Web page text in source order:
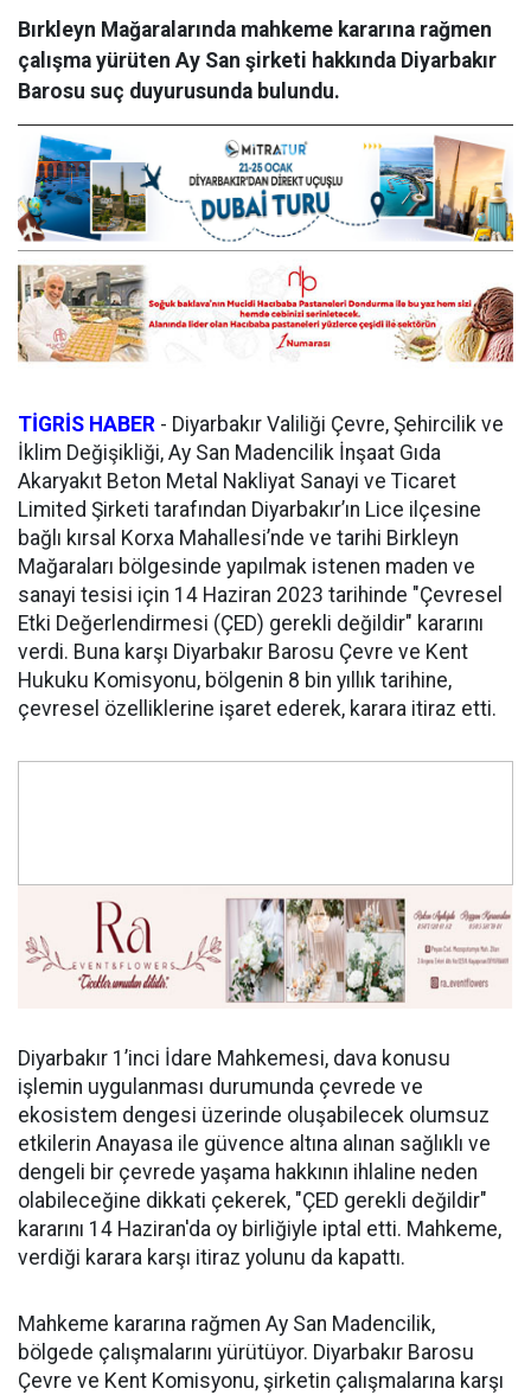
Bırkleyn Mağaralarında mahkeme kararına rağmen
çalışma yürüten Ay San şirketi hakkında Diyarbakır
Barosu suç duyurusunda bulundu.
TİGRİS HABER - Diyarbakır Valiliği Çevre, Şehircilik ve
İklim Değişikliği, Ay San Madencilik İnşaat Gıda
Akaryakıt Beton Metal Nakliyat Sanayi ve Ticaret
Limited Şirketi tarafından Diyarbakır’ın Lice ilçesine
bağlı kırsal Korxa Mahallesi’nde ve tarihi Birkleyn
Mağaraları bölgesinde yapılmak istenen maden ve
sanayi tesisi için 14 Haziran 2023 tarihinde "Çevresel
Etki Değerlendirmesi (ÇED) gerekli değildir" kararını
verdi. Buna karşı Diyarbakır Barosu Çevre ve Kent
Hukuku Komisyonu, bölgenin 8 bin yıllık tarihine,
çevresel özelliklerine işaret ederek, karara itiraz etti.
Diyarbakır 1’inci İdare Mahkemesi, dava konusu
işlemin uygulanması durumunda çevrede ve
ekosistem dengesi üzerinde oluşabilecek olumsuz
etkilerin Anayasa ile güvence altına alınan sağlıklı ve
dengeli bir çevrede yaşama hakkının ihlaline neden
olabileceğine dikkati çekerek, "ÇED gerekli değildir"
kararını 14 Haziran'da oy birliğiyle iptal etti. Mahkeme,
verdiği karara karşı itiraz yolunu da kapattı.
Mahkeme kararına rağmen Ay San Madencilik,
bölgede çalışmalarını yürütüyor. Diyarbakır Barosu
Çevre ve Kent Komisyonu, şirketin çalışmalarına karşı